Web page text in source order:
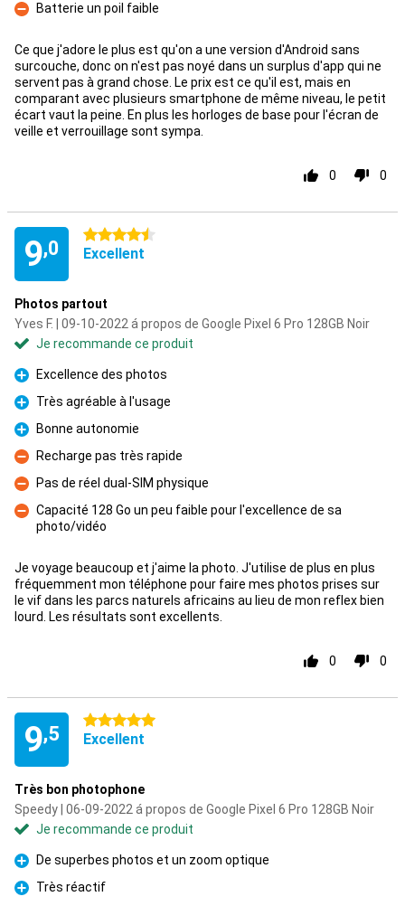
Contre
Batterie un poil faible
Ce que j'adore le plus est qu'on a une version d'Android sans
surcouche, donc on n'est pas noyé dans un surplus d'app qui ne
servent pas à grand chose. Le prix est ce qu'il est, mais en
comparant avec plusieurs smartphone de même niveau, le petit
écart vaut la peine. En plus les horloges de base pour l'écran de
veille et verrouillage sont sympa.
0 0
9,0
4.5 étoiles
Excellent
Photos partout
Yves F. | 09-10-2022 á propos de Google Pixel 6 Pro 128GB Noir
Je recommande ce produit
Pour
Excellence des photos
Pour
Très agréable à l'usage
Pour
Bonne autonomie
Contre
Recharge pas très rapide
Contre
Pas de réel dual-SIM physique
Contre
Capacité 128 Go un peu faible pour l'excellence de sa
photo/vidéo
Je voyage beaucoup et j'aime la photo. J'utilise de plus en plus
fréquemment mon téléphone pour faire mes photos prises sur
le vif dans les parcs naturels africains au lieu de mon reflex bien
lourd. Les résultats sont excellents.
0 0
9,5
5 étoiles
Excellent
Très bon photophone
Speedy | 06-09-2022 á propos de Google Pixel 6 Pro 128GB Noir
Je recommande ce produit
Pour
De superbes photos et un zoom optique
Pour
Très réactif